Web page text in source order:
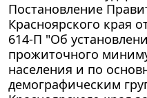
Постановление
Красноярского края
614-П "Об
прожиточного
населения и по
демографическим